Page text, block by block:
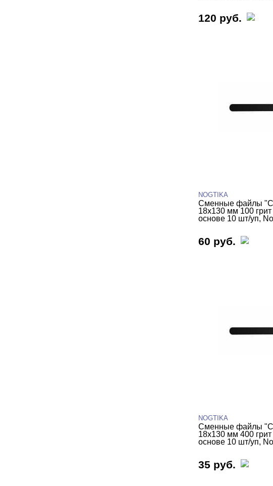
120 руб.
NOGTIKA
Сменные файлы
18х130 мм 100 грит
основе 10 шт/уп,
60 руб.
NOGTIKA
Сменные файлы
18х130 мм 400 грит
основе 10 шт/уп,
35 руб.